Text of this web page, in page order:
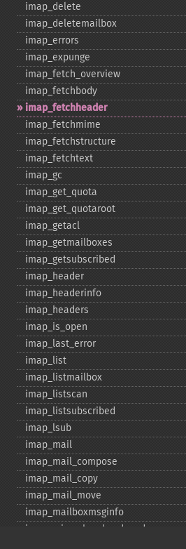
imap_​delete
imap_​deletemailbox
imap_​errors
imap_​expunge
imap_​fetch_​overview
imap_​fetchbody
imap_​fetchheader
imap_​fetchmime
imap_​fetchstructure
imap_​fetchtext
imap_​gc
imap_​get_​quota
imap_​get_​quotaroot
imap_​getacl
imap_​getmailboxes
imap_​getsubscribed
imap_​header
imap_​headerinfo
imap_​headers
imap_​is_​open
imap_​last_​error
imap_​list
imap_​listmailbox
imap_​listscan
imap_​listsubscribed
imap_​lsub
imap_​mail
imap_​mail_​compose
imap_​mail_​copy
imap_​mail_​move
imap_​mailboxmsginfo
imap_​mime_​header_​decode